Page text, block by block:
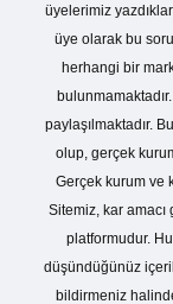
üyelerimiz
üye olarak bu
herhangi bir
paylaşılmaktadır.
olup, gerçek
Gerçek kurum ve
Sitemiz, kar
platformudur.
düşündüğünüz
bildirmeniz